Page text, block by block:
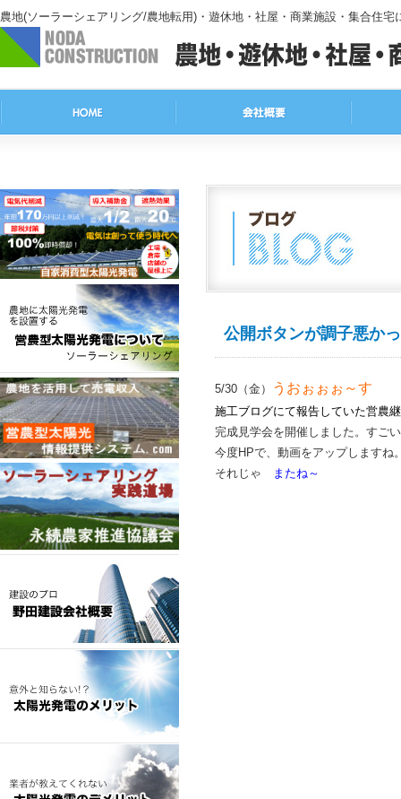
農地(ソーラーシェアリング/農地転用)・遊休地・社屋・商業施設・集合住
公開ボタンが調子悪か
5/30（金） うおぉぉぉ～す
施工ブログにて報告していた営農
完成見学会を開催しました。すご
今度HPで、動画をアップしますね
それじゃ
またね～